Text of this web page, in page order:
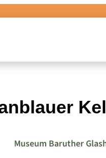
Museum Baruther